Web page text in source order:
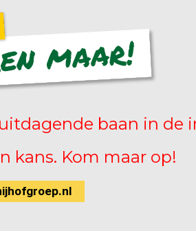
baan in de
kans. Kom maar op!